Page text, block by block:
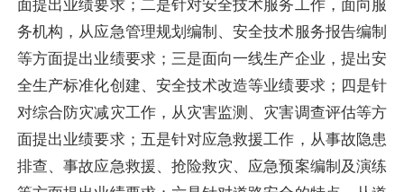
面提出业绩要求；二是针对安全技术服务工作，面向服
务机构，从应急管理规划编制、安全技术服务报告编制
等方面提出业绩要求；三是面向一线生产企业，提出安
全生产标准化创建、安全技术改造等业绩要求；四是针
对综合防灾减灾工作，从灾害监测、灾害调查评估等方
面提出业绩要求；五是针对应急救援工作，从事故隐患
排查、事故应急救援、抢险救灾、应急预案编制及演练